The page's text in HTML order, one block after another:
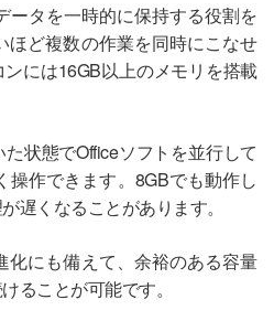
ータを一時的に保持する役割を
ほど複数の作業を同時にこなせ
には16GB以上のメモリを搭載
状態でOfficeソフトを並行して
作できます。8GBでも動作し
遅くなることがあります。
化にも備えて、余裕のある容量
ることが可能です。